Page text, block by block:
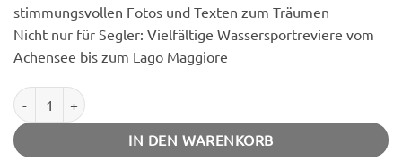
stimmungsvollen Fotos und Texten zum Träumen
Nicht nur für Segler: Vielfältige Wassersportreviere vom
Achensee bis zum Lago Maggiore
Alpenseen Menge
IN DEN WARENKORB